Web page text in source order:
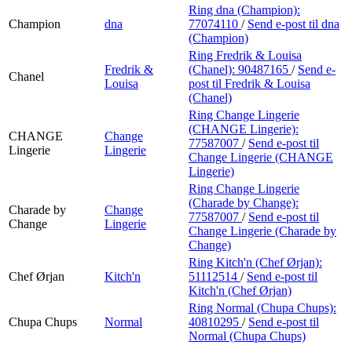
Champion dna
Ring dna (Champion):
77074110 / Send e-post til dna
(Champion)
Chanel
Fredrik &
Louisa
Ring Fredrik & Louisa
(Chanel): 90487165 / Send e-
post til Fredrik & Louisa
(Chanel)
CHANGE
Lingerie
Change
Lingerie
Ring Change Lingerie
(CHANGE Lingerie):
77587007 / Send e-post til
Change Lingerie (CHANGE
Lingerie)
Charade by
Change
Change
Lingerie
Ring Change Lingerie
(Charade by Change):
77587007 / Send e-post til
Change Lingerie (Charade by
Change)
Chef Ørjan Kitch'n
Ring Kitch'n (Chef Ørjan):
51112514 / Send e-post til
Kitch'n (Chef Ørjan)
Chupa Chups Normal
Ring Normal (Chupa Chups):
40810295 / Send e-post til
Normal (Chupa Chups)